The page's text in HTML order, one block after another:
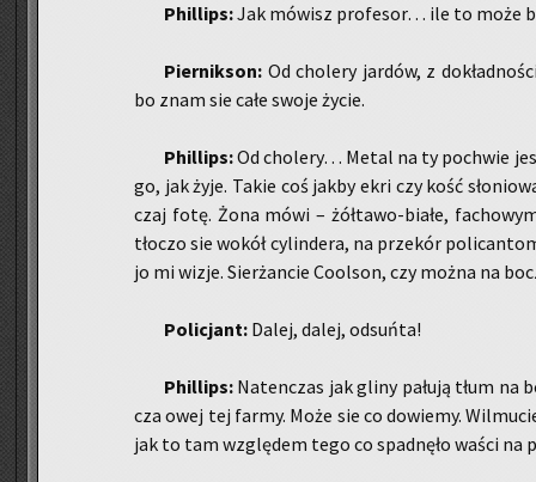
Phil­lips:Jak mó­wisz pro­fe­sor… ile to może
Pier­nik­son: Od cho­le­ry jar­dów, z
bo znam sie całe swoje życie.
Phil­lips:Od cho­le­ry… Metal na ty po­chwie
go, jak żyje. Takie coś jakby ekri czy kość
czaj fotę. Żona mówi – żół­ta­wo-bia­łe,
tło­czo sie wokół cy­lin­de­ra, na prze­kór
jo mi wizje. Sier­żan­cie Co­ol­son, czy można na
Po­li­cjant: Dalej, dalej, od­suń­ta!
Phil­lips: Na­ten­czas jak gliny pa­łu­ją tłum
cza owej tej farmy. Może sie co do­wie­my.
jak to tam wzglę­dem tego co spad­nę­ło waści